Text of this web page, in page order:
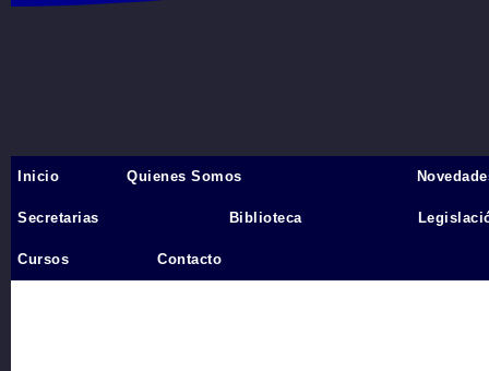
Inicio
Inicio Quienes Somos
Secretarias Biblioteca
Cursos Contacto